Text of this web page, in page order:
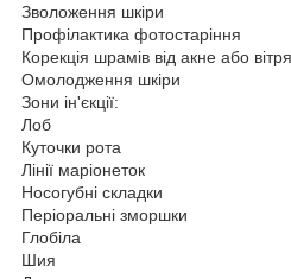
Зволоження шкіри
Профілактика фотостаріння
Корекція шрамів від акне або
Омолодження шкіри
Зони ін'єкції:
Лоб
Куточки рота
Лінії маріонеток
Носогубні складки
Періоральні зморшки
Глобіла
Шия